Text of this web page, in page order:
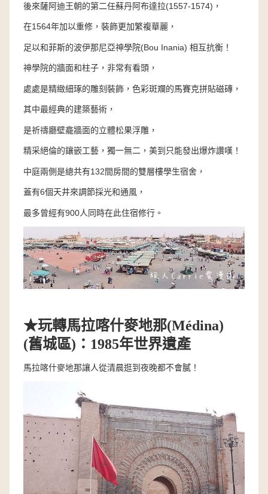
後來薩阿迪王朝的第二任蘇丹阿布達拉(1557-1574)，
在1564年加以重修，裝飾更加繁複華麗，
足以和菲斯的波伊那尼亞神學院(Bou Inania) 相互抗衡！
神學院的牆面和柱子，非常有看頭，
處處是精緻細琢的雕刻裝飾，色彩斑斕的馬賽克拼貼磁磚，
其中最經典的建築藝術，
是祈禱廳壁龕牆面的立體松果浮雕，
精采絕倫的鑲嵌工藝，獨一無二，美到只能發出爆炸讚嘆！
中庭兩側是總共有132間房間的雙層樓學生宿舍，
蓋有6個天井來調節採光和通風，
最多曾經有900人同時在此住宿修行。
★玩轉馬拉喀什麥地那(Médina)
(舊城區) ： 1985年世界遺產
馬拉喀什麥地那讓人從清晨逛到夜晚都不會膩！